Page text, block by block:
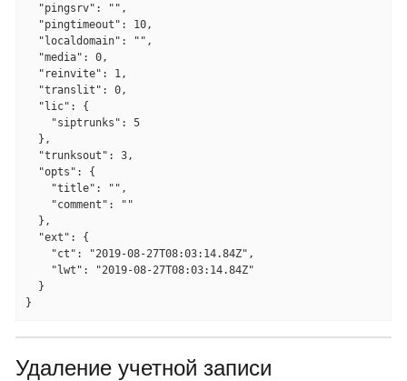
  "pingsrv": "",
  "pingtimeout": 10,
  "localdomain": "",
  "media": 0,
  "reinvite": 1,
  "translit": 0,
  "lic": {
    "siptrunks": 5
  },
  "trunksout": 3,
  "opts": {
    "title": "",
    "comment": ""
  },
  "ext": {
    "ct": "2019-08-27T08:03:14.84Z",
    "lwt": "2019-08-27T08:03:14.84Z"
  }
}
Удаление учетной записи